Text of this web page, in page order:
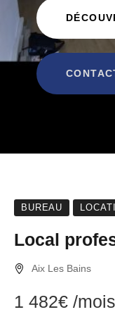
BUREAU
Local
Aix Les Bains
1 482€ /mois